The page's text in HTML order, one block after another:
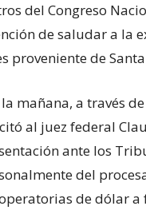
del Congreso
de saludar a la
proveniente de
mañana, a través
al juez federal
ante los
del
de dólar a